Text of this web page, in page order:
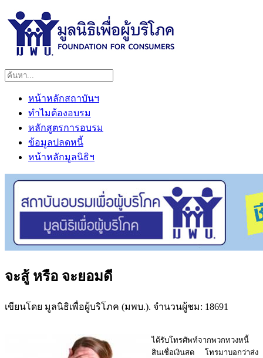
หน้าหลักสถาบันฯ
ทำไมต้องอบรม
หลักสูตรการอบรม
ข้อมูลปลดหนี้
หน้าหลักมูลนิธิฯ
จะสู้ หรือ จะยอมดี
เขียนโดย มูลนิธิเพื่อผู้บริโภค (มพบ.). จำนวนผู้ชม: 18691
ได้รับโทรศัพท์จากพวกทวงหนี้
สินเชื่อเงินสด โทรมาบอกว่าส่ง